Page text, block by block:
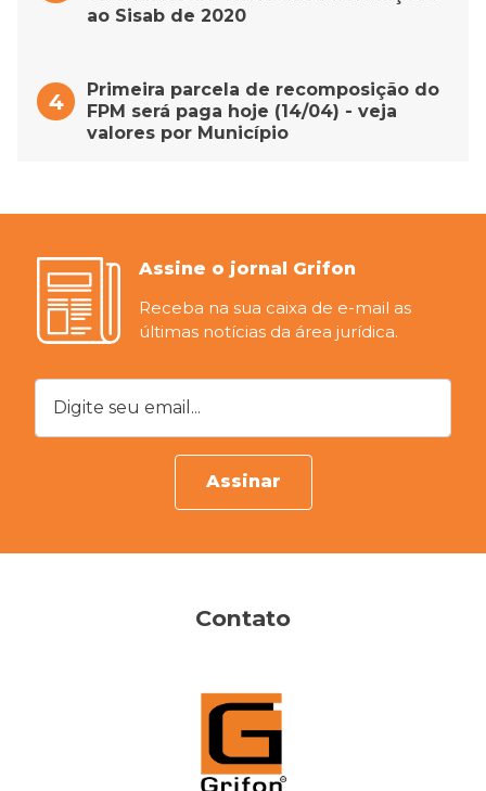
ao Sisab de 2020
Primeira parcela de recomposição do
FPM será paga hoje (14/04) - veja
valores por Município
Assine o jornal Grifon
Receba na sua caixa de e-mail as
últimas notícias da área jurídica.
Digite seu email...
Assinar
Contato